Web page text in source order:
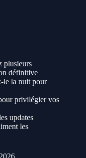
plusieurs
définitive
le la nuit pour
privilégier vos
updates
les